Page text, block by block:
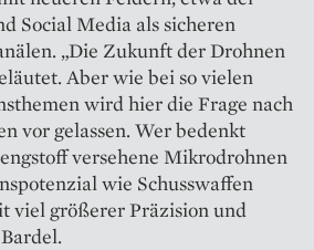
Social Media als sicheren
„Die Zukunft der Drohnen
Aber wie bei so vielen
wird hier die Frage nach
vor gelassen. Wer bedenkt
versehene Mikrodrohnen
wie Schusswaffen
viel größerer Präzision und